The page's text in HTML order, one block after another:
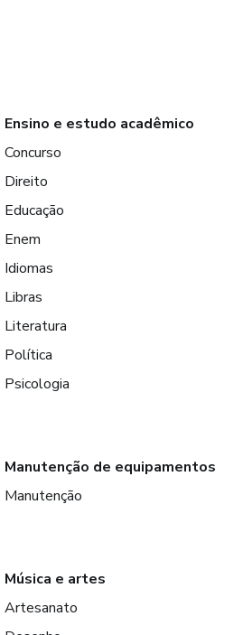
Ensino e estudo acadêmico
Concurso
Direito
Educação
Enem
Idiomas
Libras
Literatura
Política
Psicologia
Manutenção de equipamentos
Manutenção
Música e artes
Artesanato